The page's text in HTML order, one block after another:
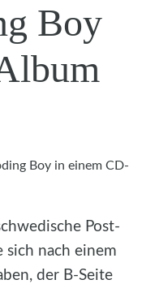
Boy
Post-
sich nach einem
der B-Seite